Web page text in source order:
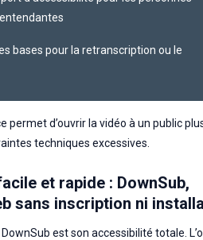
bases pour la retranscription ou le
permet d’ouvrir la vidéo à un public
techniques excessives.
et rapide : DownSub,
sans inscription ni
est son accessibilité totale.